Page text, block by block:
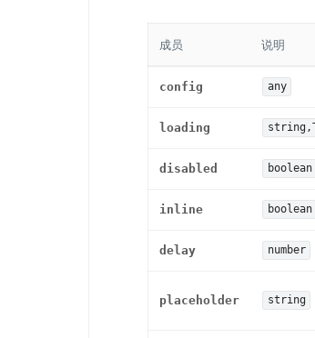
成员 说明
config any
loading
disabled boolean
inline boolean
delay number
placeholder string